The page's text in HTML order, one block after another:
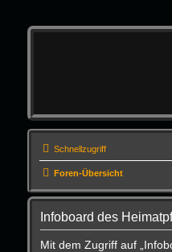
Schnellzugriff
Foren-Übersicht
Infoboard des
Mit dem Zugriff auf